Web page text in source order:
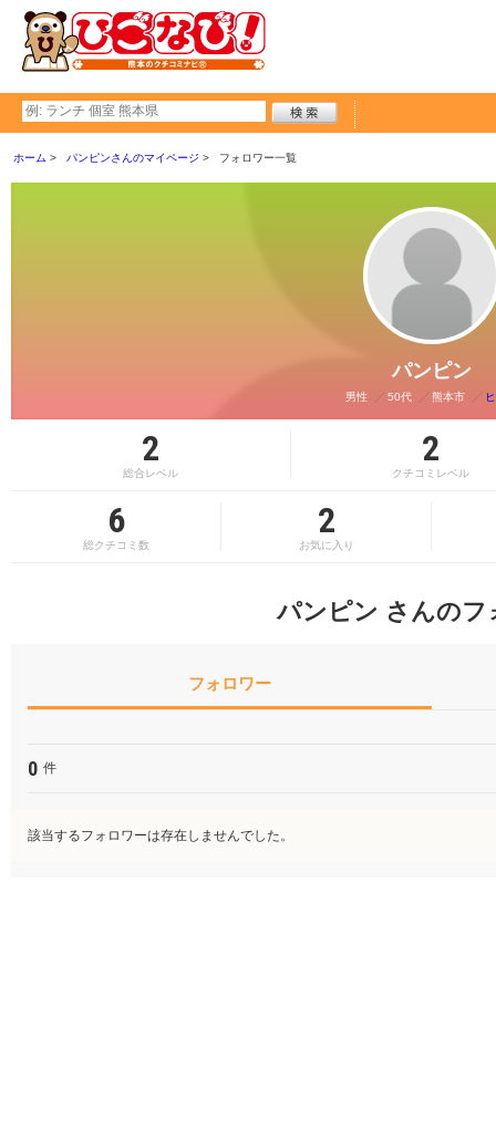
ホーム パンピンさんのマイページ フォロワー一覧
パンピン
男性 50代 熊本市
2
総合レベル
2
クチコミレベル
6
総クチコミ数
2
お気に入り
パンピン さんのフ
フォロワー
0 件
該当するフォロワーは存在しませんでした。